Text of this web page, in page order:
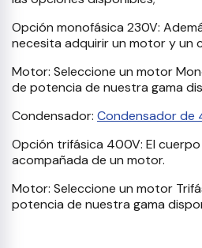
Opción monofásica 230V:
necesita adquirir un motor y un
Motor: Seleccione un motor
de potencia de nuestra gama
Condensador: Condensador de
Opción trifásica 400V: El
acompañada de un motor.
Motor: Seleccione un motor
potencia de nuestra gama